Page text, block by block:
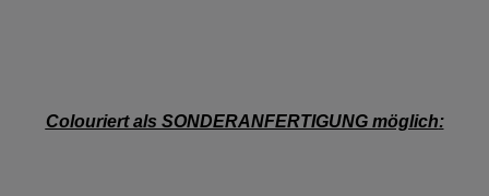
Colouriert als SONDERANFERTIGUNG möglich: